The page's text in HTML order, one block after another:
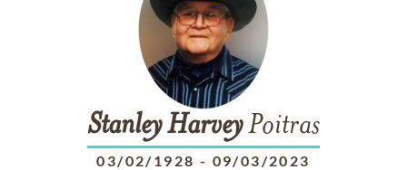
StanleyHarveyPoitras
03/02/1928 - 09/03/2023